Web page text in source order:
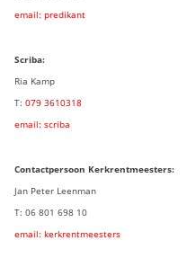
email: predikant
Scriba:
Ria Kamp
T: 079 3610318
email: scriba
Contactpersoon Kerkrentmeesters:
Jan Peter Leenman
T: 06 801 698 10
email: kerkrentmeesters